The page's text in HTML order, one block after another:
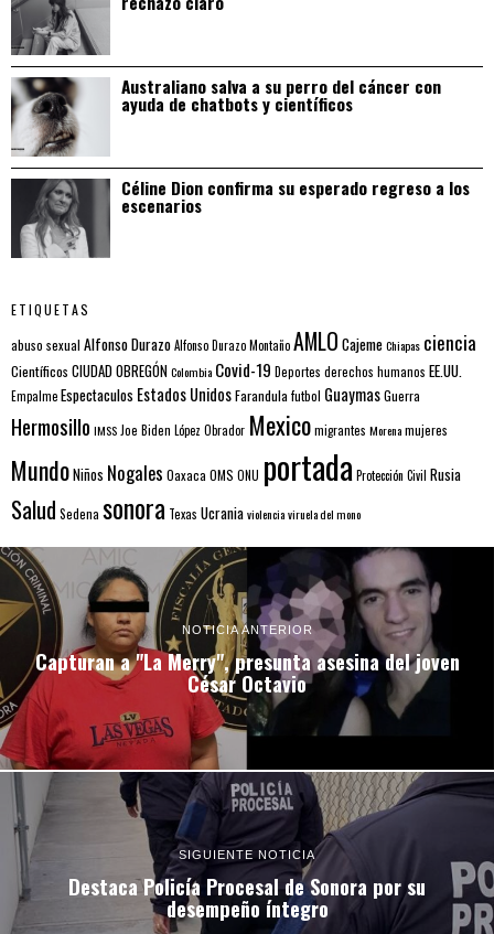
Australiano salva a su perro del cáncer con
ayuda de chatbots y científicos
Céline Dion confirma su esperado regreso a los
escenarios
ETIQUETAS
abuso sexual Alfonso DurazoAlfonso Durazo MontañoAMLO CajemeChiapas ciencia
Científicos CIUDAD OBREGÓNColombia Covid-19 Deportes derechos humanos EE.UU.
EmpalmeEspectaculos Estados UnidosFarandulafutbol GuaymasGuerra
Hermosillo IMSS Joe Biden López Obrador Mexicomigrantes Morenamujeres
MundoNiños Nogales Oaxaca OMS ONU portada Protección Civil Rusia
Salud Sedena sonora Texas Ucraniaviolenciaviruela del mono
NOTICIA ANTERIOR
Capturan a "La Merry", presunta asesina del joven
César Octavio
SIGUIENTE NOTICIA
Destaca Policía Procesal de Sonora por su
desempeño íntegro